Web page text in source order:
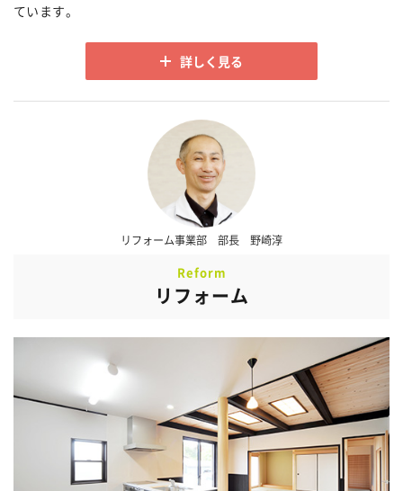
ています。
詳しく見る
Reform
リフォーム
リフォーム事業部 部長 野崎淳